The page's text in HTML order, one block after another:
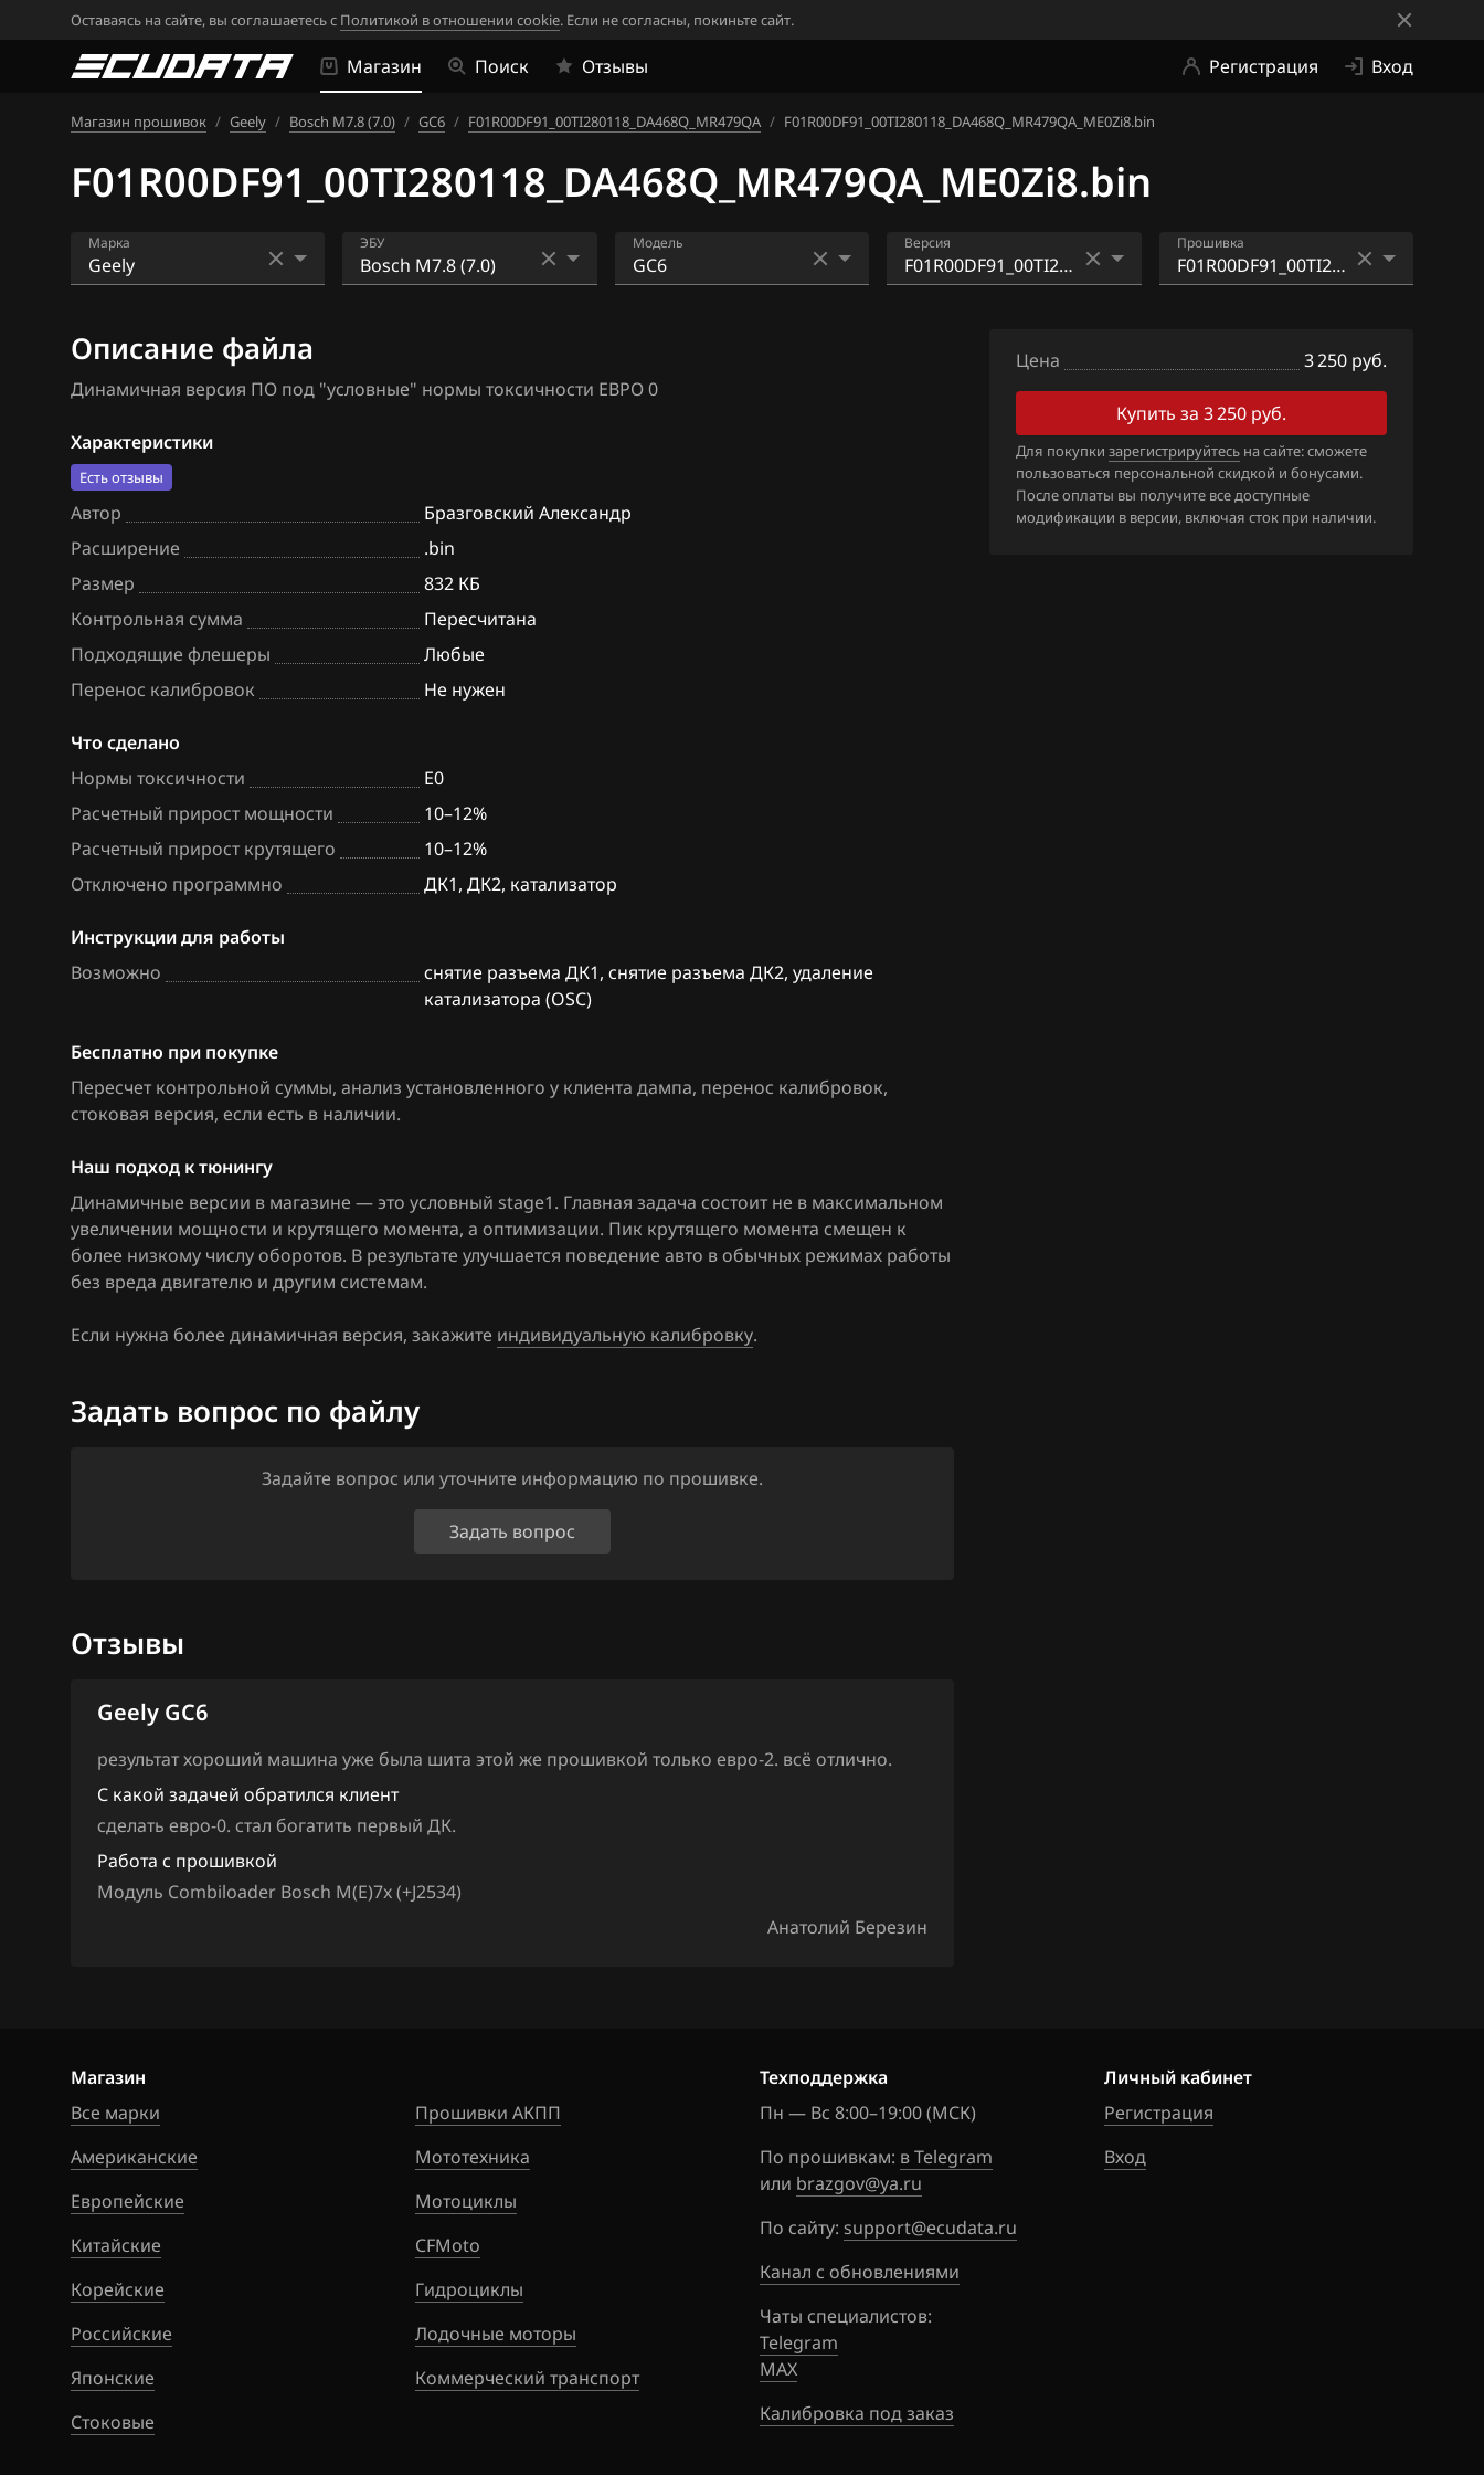
Оставаясь на сайте, вы соглашаетесь с Политикой в отношении cookie. Если не согласны, покиньте сайт.
Магазин Поиск Отзывы Регистрация Вход
Магазин прошивок / Geely / Bosch M7.8 (7.0) / GC6 / F01R00DF91_00TI280118_DA468Q_MR479QA / F01R00DF91_00TI280118_DA468Q_MR479QA_ME0Zi8.bin
F01R00DF91_00TI280118_DA468Q_MR479QA_ME0Zi8.bin
Марка
Alfa Romeo
ATLAS
Audi
BAIC
BAW
BMW
Brilliance
BYD
Cadillac
Changan
Chenglong
Chery
Chrysler
Dacia
Daewoo
Dodge
Dongfeng
FAW
GAC
Genesis
GMC
Great Wall
Groz
Haima
Hongqi
Howo
Hummer
Hyundai
Infiniti
Iran Khodro
Isuzu
Iveco
JAC
ЭБУ
Bosch ME7.8.8
Bosch MG1US018
Bosch MG1US708
Delphi MT22.1
Delphi MT22.5
Delphi MT22U
TCM DSI 575F6 (BTR DSI-
6 M11) (400НМ)
TCU DSG 7DCT330
Модель
GC6
Версия
F01R00DF91_F01R0ADJ98
Прошивка
F01R00DF91_00TI280118
_DA468Q_MR479QA_ME
2Zi8.bin
F01R00DF91_00TI280118
_DA468Q_MR479QA_ME
Описание файла
Динамичная версия ПО под "условные" нормы токсичности ЕВРО 0
Характеристики
Есть отзывы
Автор
Бразговский Александр
Расширение
.bin
Размер
832 КБ
Контрольная сумма
Пересчитана
Подходящие флешеры
Любые
Перенос калибровок
Не нужен
Что сделано
Нормы токсичности
E0
Расчетный прирост мощности
10–12%
Расчетный прирост крутящего
10–12%
Отключено программно
ДК1, ДК2, катализатор
Инструкции для работы
Возможно
снятие разъема ДК1, снятие разъема ДК2, удаление
катализатора (OSC)
Бесплатно при покупке
Пересчет контрольной суммы, анализ установленного у клиента дампа, перенос калибровок,
стоковая версия, если есть в наличии.
Наш подход к тюнингу
Динамичные версии в магазине — это условный stage1. Главная задача состоит не в максимальном
увеличении мощности и крутящего момента, а оптимизации. Пик крутящего момента смещен к
более низкому числу оборотов. В результате улучшается поведение авто в обычных режимах работы
без вреда двигателю и другим системам.
Если нужна более динамичная версия, закажите индивидуальную калибровку.
Задать вопрос по файлу
Задайте вопрос или уточните информацию по прошивке.
Задать вопрос
Отзывы
Geely GC6
результат хороший машина уже была шита этой же прошивкой только евро-2. всё отлично.
С какой задачей обратился клиент
сделать евро-0. стал богатить первый ДК.
Работа с прошивкой
Модуль Combiloader Bosch M(E)7x (+J2534)
Анатолий Березин
Цена 3 250 руб.
Купить за 3 250 руб.
Для покупки зарегистрируйтесь на сайте: сможете
пользоваться персональной скидкой и бонусами.
После оплаты вы получите все доступные
модификации в версии, включая сток при наличии.
Магазин
Все марки
Американские
Европейские
Китайские
Корейские
Российские
Японские
Стоковые
Прошивки АКПП
Мототехника
Мотоциклы
CFMoto
Гидроциклы
Лодочные моторы
Коммерческий транспорт
Техподдержка
Пн — Вс 8:00–19:00 (МСК)
По прошивкам: в Telegram
или brazgov@ya.ru
По сайту: support@ecudata.ru
Канал с обновлениями
Чаты специалистов:
Telegram
MAX
Калибровка под заказ
Личный кабинет
Регистрация
Вход